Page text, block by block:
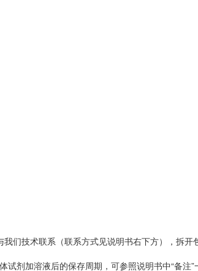
技术联系（联系方式见说明书右下方），拆开
剂加溶液后的保存周期，可参照说明书中“备注